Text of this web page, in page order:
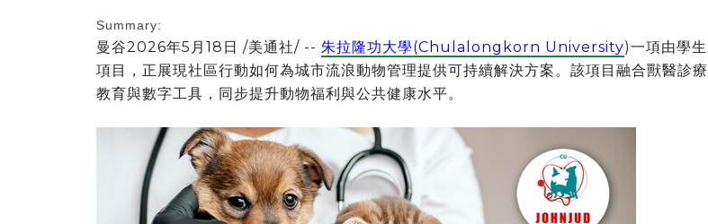
Summary:
曼谷2026年5月18日 /美通社/ -- 朱拉隆功大學(Chulalongkorn University)一項由學
項目，正展現社區行動如何為城市流浪動物管理提供可持續解決方案。該項目融合獸醫診
教育與數字工具，同步提升動物福利與公共健康水平。